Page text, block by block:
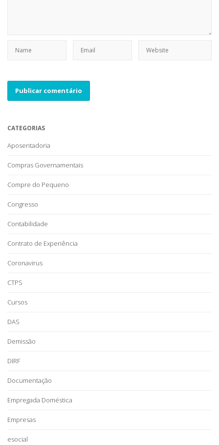
CATEGORIAS
Aposentadoria
Compras Governamentais
Compre do Pequeno
Congresso
Contabilidade
Contrato de Experiência
Coronavirus
CTPS
Cursos
DAS
Demissão
DIRF
Documentação
Empregada Doméstica
Empresas
esocial